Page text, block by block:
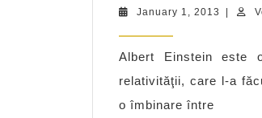
January 1, 2013 January
Albert Einstein este
relativităţii, care l-a
o îmbinare între